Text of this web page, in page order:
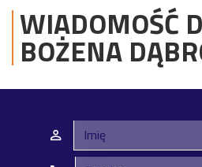
WIADOMOŚĆ
BOŻENA